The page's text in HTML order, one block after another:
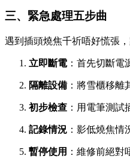
三、緊急處理五步曲
遇到插頭燒焦千祈唔好慌張
立即斷電：首先切斷電
隔離設備 ：將雪櫃移離
初步檢查 ：用電筆測試
記錄情況 ：影低燒焦情
暫停使用 ：維修前絕對